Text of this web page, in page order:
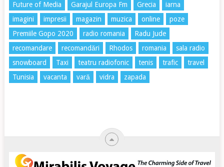
Future of Media
Garajul Europa Fm Grecia
iarna
imagini
impresii magazin muzica online
poze
Premiile Gopo 2020
radio romania
Radu Jude
recomandare
recomandări Rhodos romania
sala radio
snowboard
Taxi teatru radiofonic tenis trafic
travel
Tunisia
vacanta vară vidra zapada